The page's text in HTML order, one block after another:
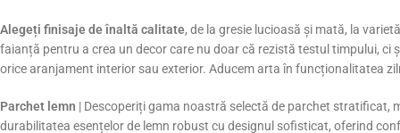
Alegeți finisaje de înaltă calitate, de la gresie lucioasă și mată, la
faianță pentru a crea un decor care nu doar că rezistă testul timpului, ci
orice aranjament interior sau exterior. Aducem arta în funcționalitatea
Parchet lemn | Descoperiți gama noastră selectă de parchet
durabilitatea esențelor de lemn robust cu designul sofisticat, oferind